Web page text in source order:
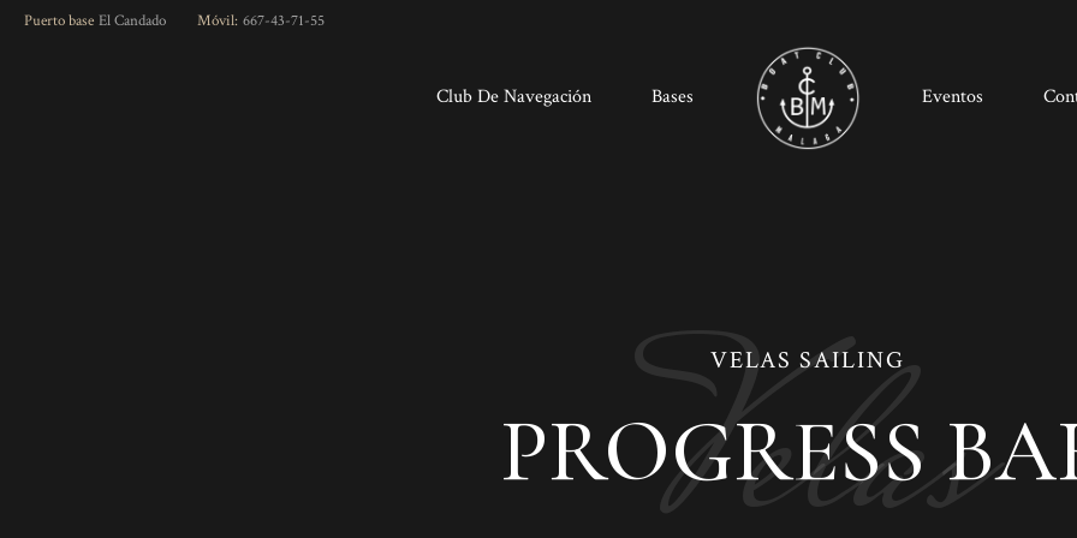
SkipPuerto base El Candado Móvil: 667-43-71-55
Club De Navegación Bases Eventos
VELAS SAILING
PROGRESS